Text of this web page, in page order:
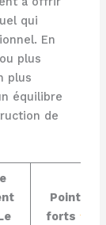
qui
En
plus
plus
équilibre
de
Points
forts